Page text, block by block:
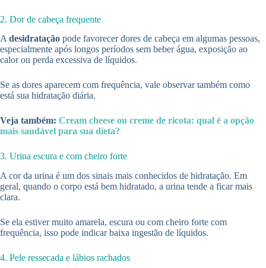
2. Dor de cabeça frequente
Adesidratação pode favorecer dores de cabeça em algumas pessoas,
especialmente após longos períodos sem beber água, exposição ao
calor ou perda excessiva de líquidos.
Se as dores aparecem com frequência, vale observar também como
está sua hidratação diária.
Veja também: Cream cheese ou creme de ricota: qual é a opção
mais saudável para sua dieta?
3. Urina escura e com cheiro forte
A cor da urina é um dos sinais mais conhecidos de hidratação. Em
geral, quando o corpo está bem hidratado, a urina tende a ficar mais
clara.
Se ela estiver muito amarela, escura ou com cheiro forte com
frequência, isso pode indicar baixa ingestão de líquidos.
4. Pele ressecada e lábios rachados